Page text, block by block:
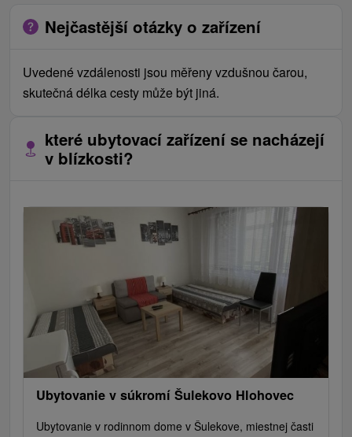
Nejčastější otázky o zařízení
Uvedené vzdálenosti jsou měřeny vzdušnou čarou,
skutečná délka cesty může být jiná.
které ubytovací zařízení se nacházejí
v blízkosti?
Ubytovanie v súkromí Šulekovo Hlohovec
Ubytovanie v rodinnom dome v Šulekove, miestnej časti